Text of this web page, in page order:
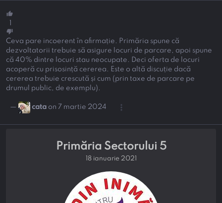
thumb_up
thumb_down
Ceva pare incoerent în afirmație. Primăria spune că
dezvoltatorii trebuie să asigure locuri de parcare, apoi spune
că 40% dintre locuri stau neocupate. Deci oferta de locuri
acoperă cu prisosință cererea. Este o altă discuție dacă
cererea trebuie crescută și cum (prin taxe de parcare pe
drumul public, de exemplu).
— cata on 7 martie 2024 more_vert
Primăria Sectorului 5
18 ianuarie 2021